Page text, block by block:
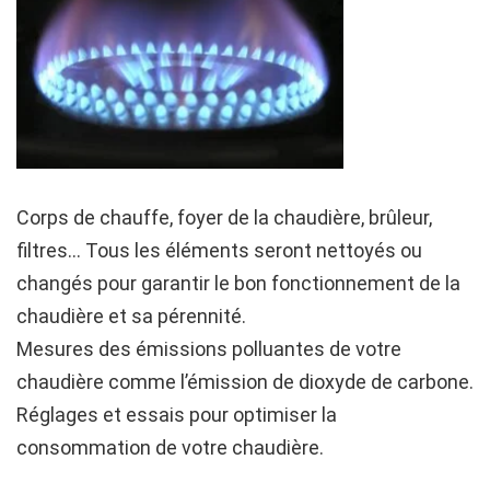
Corps de chauffe, foyer de la chaudière, brûleur,
filtres… Tous les éléments seront nettoyés ou
changés pour garantir le bon fonctionnement de la
chaudière et sa pérennité.
Mesures des émissions polluantes de votre
chaudière comme l’émission de dioxyde de carbone.
Réglages et essais pour optimiser la
consommation de votre chaudière.